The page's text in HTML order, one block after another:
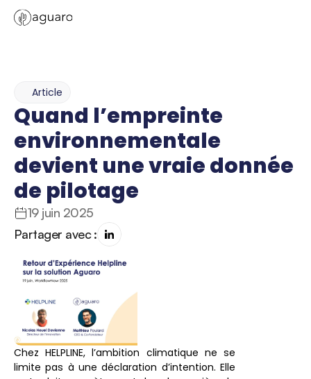
Article
Quand l’empreinte
environnementale
devient une vraie donnée
de pilotage
19 juin 2025
Partager avec :
Chez HELPLINE, l’ambition climatique ne se
limite pas à une déclaration d’intention. Elle